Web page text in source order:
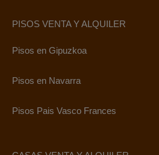
PISOS VENTA Y ALQUILER
Pisos en Gipuzkoa
Pisos en Navarra
Pisos Pais Vasco Frances